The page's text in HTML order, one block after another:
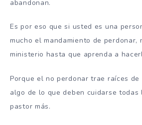
abandonan.
Es por eso que si usted es una
mucho el mandamiento de perdonar,
ministerio hasta que aprenda a
Porque el no perdonar trae raíces de
algo de lo que deben cuidarse todas
pastor más.